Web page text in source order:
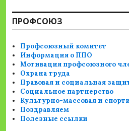
ПРОФСОЮЗ
Профсоюзный комитет
Информация о ППО
Мотивация профсоюзного
Охрана труда
Правовая и социальная
Социальное партнерство
Культурно-массовая и
Поздравляем
Полезные ссылки